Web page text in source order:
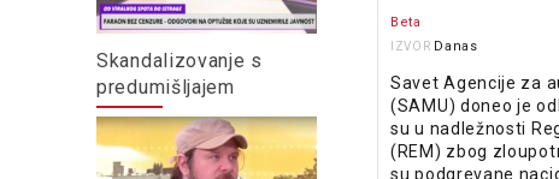
Skandalizovanje s
predumišljajem
Beta
IZVOR Danas
Savet Agencije za
(SAMU) doneo je
su u nadležnosti
(REM) zbog
su podgrevane